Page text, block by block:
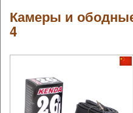
Камеры и
4